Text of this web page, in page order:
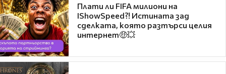
Плати ли FIFA милиони на
IShowSpeed?! Истината зад
сделката, която разтърси целия
интернет🤑💥